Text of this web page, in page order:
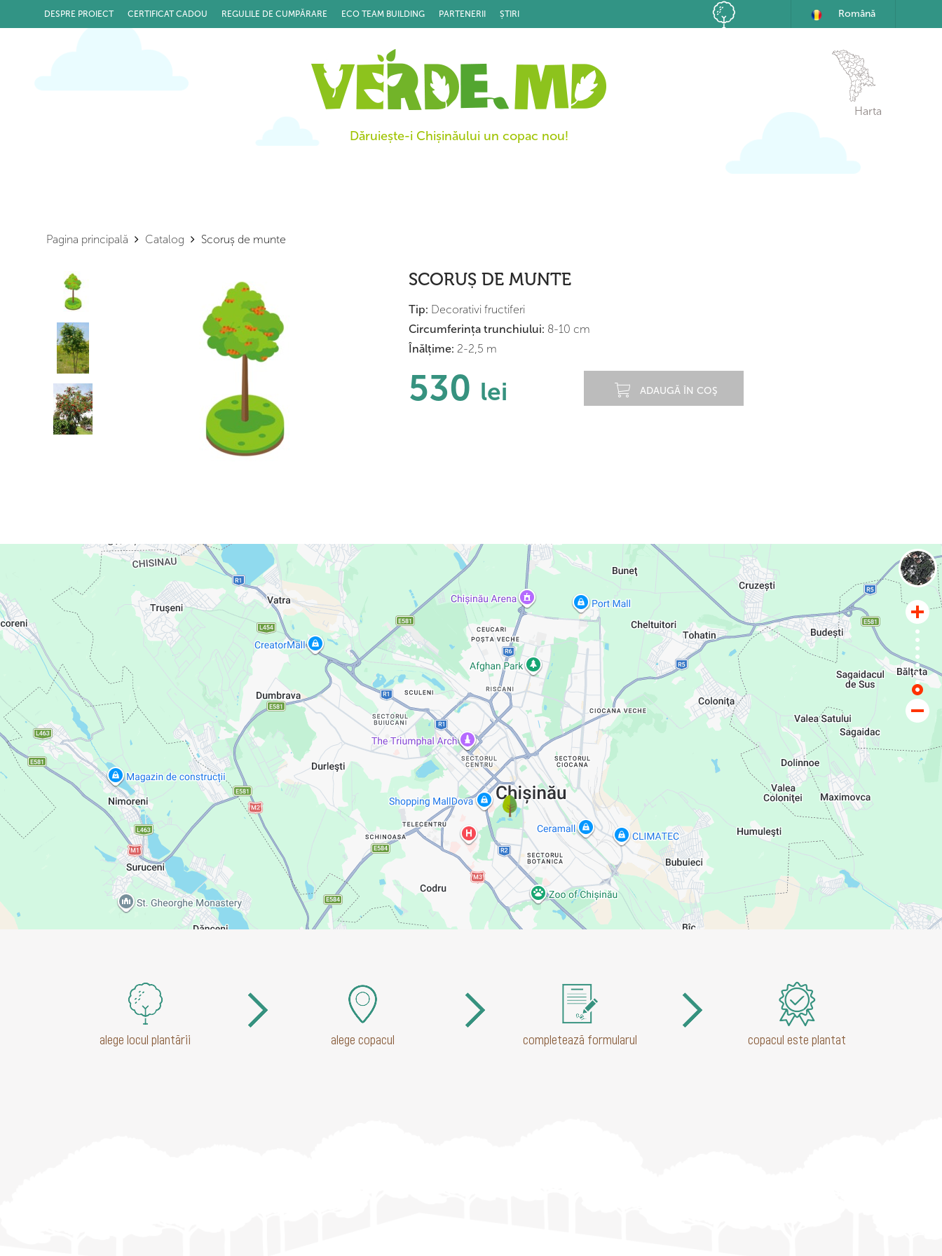
DESPRE PROIECT CERTIFICAT CADOU REGULILE DE CUMPĂRARE ECO TEAM BUILDING PARTENERII ȘTIRI Română
Dăruiește-i Chișinăului un copac nou!
Harta
Pagina principală Catalog Scoruș de munte
SCORUȘ DE MUNTE
Tip: Decorativi fructiferi
Сircumferința trunchiului: 8-10 cm
Înălțime: 2-2,5 m
530 lei ADAUGĂ ÎN COŞ
alege locul plantării alege copacul completează formularul copacul este plantat